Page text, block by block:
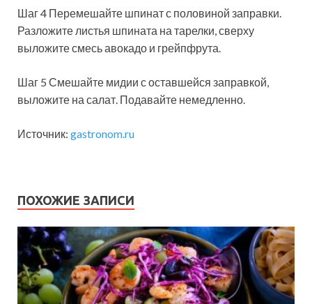
Шаг 4 Перемешайте шпинат с половиной заправки.
Разложите листья шпината на тарелки, сверху
выложите смесь авокадо и грейпфрута.
Шаг 5 Смешайте мидии с оставшейся заправкой,
выложите на салат. Подавайте немедленно.
Источник: gastronom.ru
ПОХОЖИЕ ЗАПИСИ